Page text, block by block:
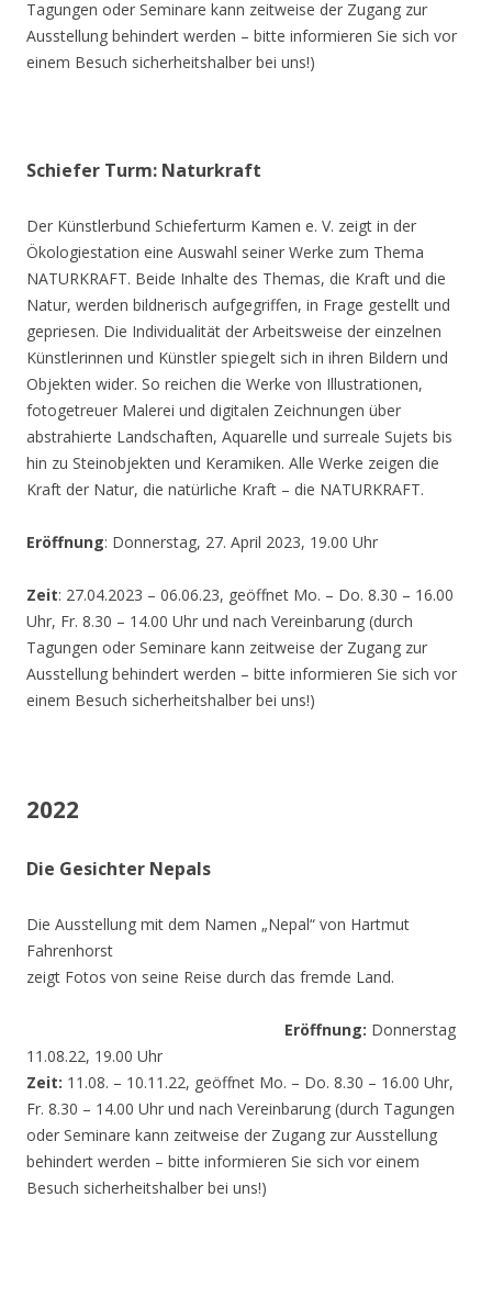
Tagungen oder Seminare kann zeitweise der Zugang zur
Ausstellung behindert werden – bitte informieren Sie sich vor
einem Besuch sicherheitshalber bei uns!)
Schiefer Turm: Naturkraft
Der Künstlerbund Schieferturm Kamen e. V. zeigt in der
Ökologiestation eine Auswahl seiner Werke zum Thema
NATURKRAFT. Beide Inhalte des Themas, die Kraft und die
Natur, werden bildnerisch aufgegriffen, in Frage gestellt und
gepriesen. Die Individualität der Arbeitsweise der einzelnen
Künstlerinnen und Künstler spiegelt sich in ihren Bildern und
Objekten wider. So reichen die Werke von Illustrationen,
fotogetreuer Malerei und digitalen Zeichnungen über
abstrahierte Landschaften, Aquarelle und surreale Sujets bis
hin zu Steinobjekten und Keramiken. Alle Werke zeigen die
Kraft der Natur, die natürliche Kraft – die NATURKRAFT.
Eröffnung: Donnerstag, 27. April 2023, 19.00 Uhr
Zeit: 27.04.2023 – 06.06.23, geöffnet Mo. – Do. 8.30 – 16.00
Uhr, Fr. 8.30 – 14.00 Uhr und nach Vereinbarung (durch
Tagungen oder Seminare kann zeitweise der Zugang zur
Ausstellung behindert werden – bitte informieren Sie sich vor
einem Besuch sicherheitshalber bei uns!)
2022
Die Gesichter Nepals
Die Ausstellung mit dem Namen „Nepal“ von Hartmut
Fahrenhorst
zeigt Fotos von seine Reise durch das fremde Land.
Eröffnung: Donnerstag
11.08.22, 19.00 Uhr
Zeit: 11.08. – 10.11.22, geöffnet Mo. – Do. 8.30 – 16.00 Uhr,
Fr. 8.30 – 14.00 Uhr und nach Vereinbarung (durch Tagungen
oder Seminare kann zeitweise der Zugang zur Ausstellung
behindert werden – bitte informieren Sie sich vor einem
Besuch sicherheitshalber bei uns!)